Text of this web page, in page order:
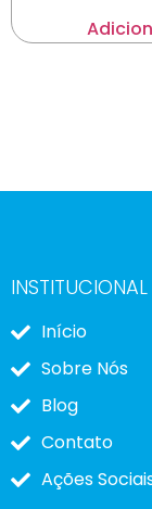
INSTITUCIONAL
Início
Sobre Nós
Blog
Contato
Ações